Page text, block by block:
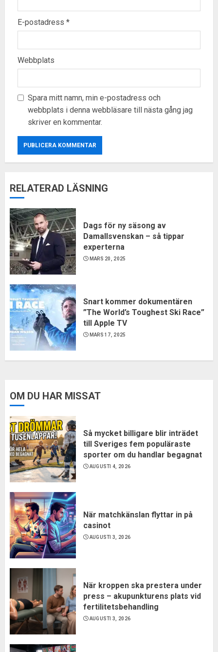
E-postadress *
Webbplats
Spara mitt namn, min e-postadress och
webbplats i denna webbläsare till nästa gång jag
skriver en kommentar.
RELATERAD LÄSNING
Dags för ny säsong av
Damallsvenskan – så tippar
experterna
MARS 20, 2025
Snart kommer dokumentären
”The World’s Toughest Ski Race”
till Apple TV
MARS 17, 2025
OM DU HAR MISSAT
Så mycket billigare blir inträdet
till Sveriges fem populäraste
sporter om du handlar begagnat
AUGUSTI 4, 2026
När matchkänslan flyttar in på
casinot
AUGUSTI 3, 2026
När kroppen ska prestera under
press – akupunkturens plats vid
fertilitetsbehandling
AUGUSTI 3, 2026